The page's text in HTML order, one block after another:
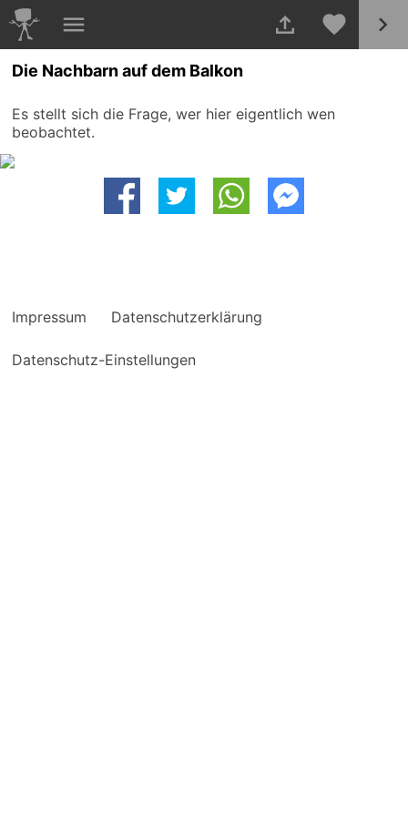
Die Nachbarn auf dem Balkon
Es stellt sich die Frage, wer hier eigentlich wen
beobachtet.
Impressum Datenschutzerklärung
Datenschutz-Einstellungen